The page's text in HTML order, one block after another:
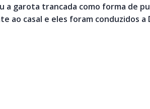
a garota trancada como forma de
ao casal e eles foram conduzidos a